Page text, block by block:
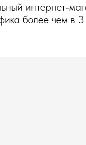
интернет-
более чем в